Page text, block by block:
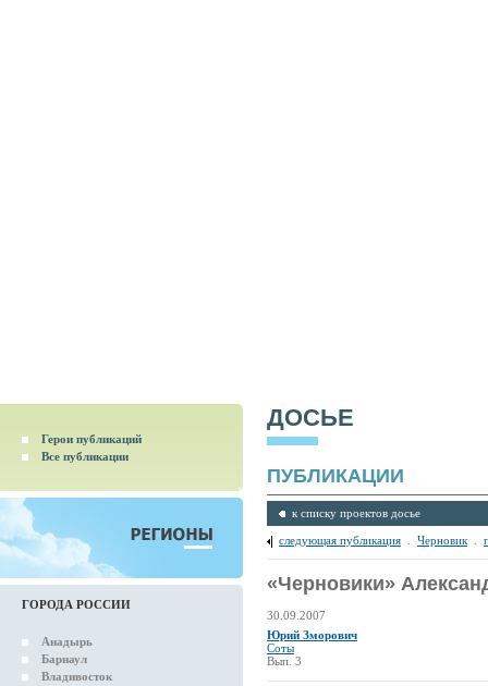
Герои публикаций
Все публикации
ГОРОДА РОССИИ
Анадырь
Барнаул
Владивосток
ДОСЬЕ
ПУБЛИКАЦИИ
к списку проектов досье
следующая публикация Черновик
«Черновики»
30.09.2007
Юрий Зморович
Соты
Вып. 3